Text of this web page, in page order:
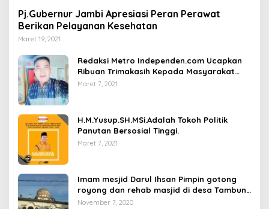
Pj.Gubernur Jambi Apresiasi Peran Perawat
Berikan Pelayanan Kesehatan
Maret 19, 2021
Redaksi Metro Independen.com Ucapkan
Ribuan Trimakasih Kepada Masyarakat
Pengunjung Dan Pembaca.
Maret 7, 2021
H.M.Yusup.SH.MSi.Adalah Tokoh Politik
Panutan Bersosial Tinggi.
Maret 7, 2021
Imam mesjid Darul Ihsan Pimpin gotong
royong dan rehab masjid di desa Tambun
Arang Kecamatan Sumay, kabupaten tebo
November 7, 2020